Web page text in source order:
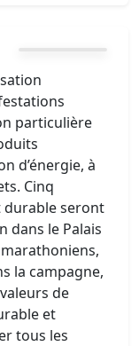
particulière
d’énergie, à
Cinq
durable seront
dans le Palais
la campagne,
de
et
tous les